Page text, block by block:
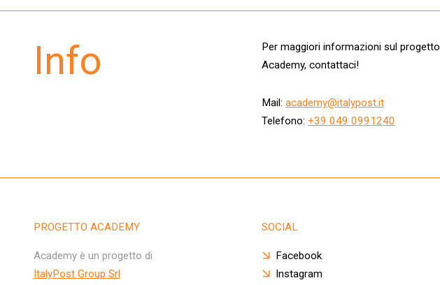
Info
Per maggiori informazioni sul progetto
Academy, contattaci!
Mail: academy@italypost.it
Telefono: +39 049 0991240
PROGETTO ACADEMY
Academy è un progetto di
ItalyPost Group Srl
SOCIAL
Facebook
Instagram